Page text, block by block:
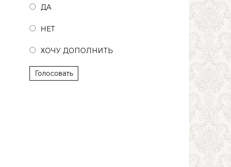
ДА
НЕТ
ХОЧУ ДОПОЛНИТЬ
Голосовать